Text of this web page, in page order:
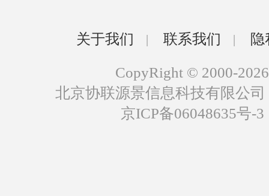
关于我们 | 联系我们 |
CopyRight © 2000-2026
北京协联源景信息科技有限公
京ICP备06048635号-3